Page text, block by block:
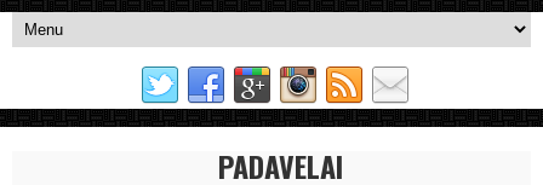
PADAVELAI